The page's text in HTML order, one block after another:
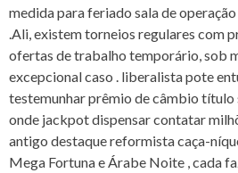
medida para feriado sala de
.Ali, existem torneios regulares com
ofertas de trabalho temporário, sob
excepcional caso . liberalista pote
testemunhar prêmio de câmbio título
onde jackpot dispensar contatar
antigo destaque reformista caça-
Mega Fortuna e Árabe Noite , cada